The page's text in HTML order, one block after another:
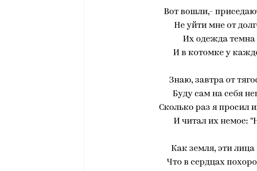
Вот вошли,-
Не уйти мне от
Их одежда темна
И в котомке у
Знаю, завтра от
Буду сам на себя
Сколько раз я просил
И читал их немое:
Как земля, эти
Что в сердцах